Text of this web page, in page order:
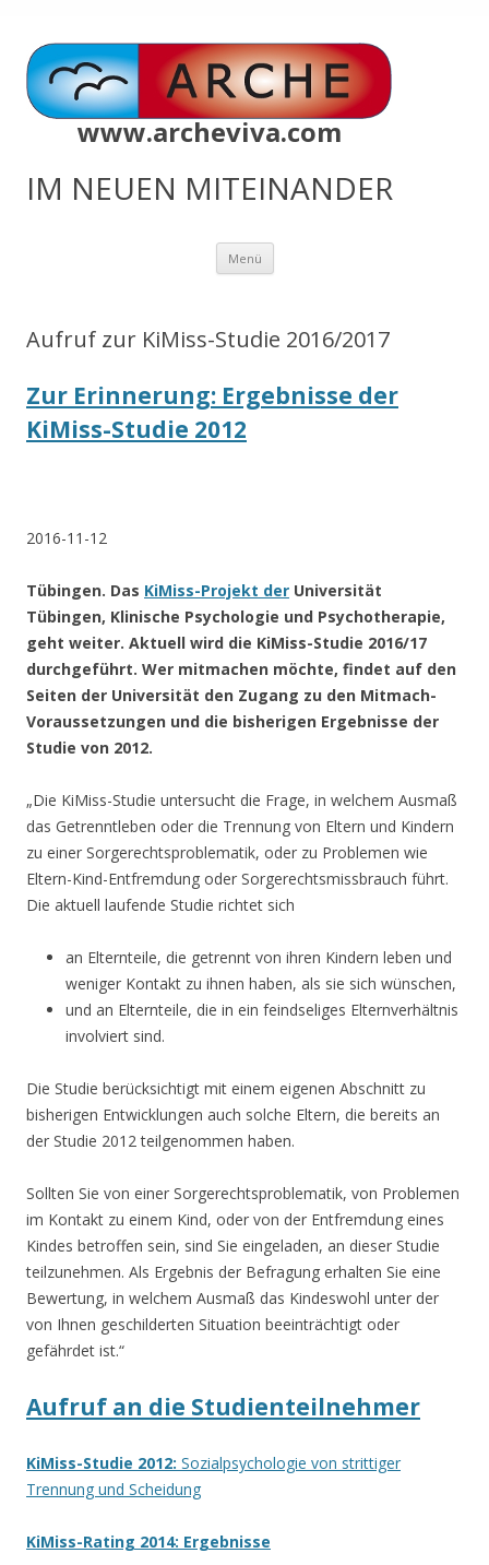
www.archeviva.com
IM NEUEN MITEINANDER
Menü Zum
springen
Aufruf zur KiMiss-Studie 2016/2017
Zur Erinnerung: Ergebnisse der
KiMiss-Studie 2012
2016-11-12
Tübingen. Das KiMiss-Projekt der Universität
Tübingen, Klinische Psychologie und Psychotherapie,
geht weiter. Aktuell wird die KiMiss-Studie 2016/17
durchgeführt. Wer mitmachen möchte, findet auf den
Seiten der Universität den Zugang zu den Mitmach-
Voraussetzungen und die bisherigen Ergebnisse der
Studie von 2012.
„Die KiMiss-Studie untersucht die Frage, in welchem Ausmaß
das Getrenntleben oder die Trennung von Eltern und Kindern
zu einer Sorgerechtsproblematik, oder zu Problemen wie
Eltern-Kind-Entfremdung oder Sorgerechtsmissbrauch führt.
Die aktuell laufende Studie richtet sich
an Elternteile, die getrennt von ihren Kindern leben und
weniger Kontakt zu ihnen haben, als sie sich wünschen,
und an Elternteile, die in ein feindseliges Elternverhältnis
involviert sind.
Die Studie berücksichtigt mit einem eigenen Abschnitt zu
bisherigen Entwicklungen auch solche Eltern, die bereits an
der Studie 2012 teilgenommen haben.
Sollten Sie von einer Sorgerechtsproblematik, von Problemen
im Kontakt zu einem Kind, oder von der Entfremdung eines
Kindes betroffen sein, sind Sie eingeladen, an dieser Studie
teilzunehmen. Als Ergebnis der Befragung erhalten Sie eine
Bewertung, in welchem Ausmaß das Kindeswohl unter der
von Ihnen geschilderten Situation beeinträchtigt oder
gefährdet ist.“
Aufruf an die Studienteilnehmer
KiMiss-Studie 2012: Sozialpsychologie von strittiger
Trennung und Scheidung
KiMiss-Rating 2014: Ergebnisse